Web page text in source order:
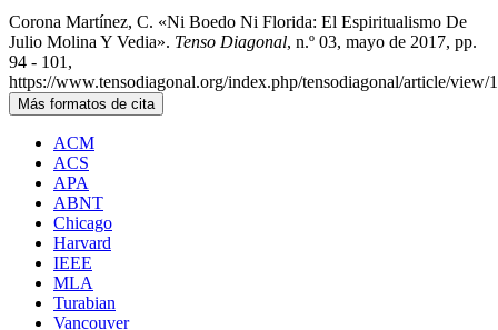
Corona Martínez, C. «Ni Boedo Ni Florida: El Espiritualismo De
Julio Molina Y Vedia». Tenso Diagonal, n.º 03, mayo de 2017, pp.
94 - 101,
https://www.tensodiagonal.org/index.php/tensodiagonal/article/view/
Más formatos de cita
ACM
ACS
APA
ABNT
Chicago
Harvard
IEEE
MLA
Turabian
Vancouver